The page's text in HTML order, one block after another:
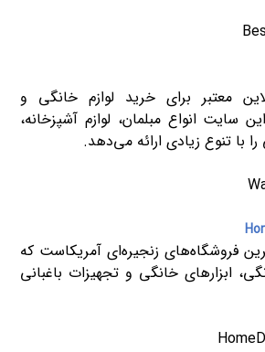
معتبر برای خرید لوازم خانگی و
سایت انواع مبلمان، لوازم آشپزخانه،
با تنوع زیادی ارائه می‌دهد.
فروشگاه‌های زنجیره‌ای آمریکاست که
ابزارهای خانگی و تجهیزات باغبانی